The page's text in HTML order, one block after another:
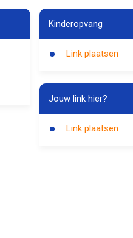
Kinderopvang
Link plaatsen
Jouw link hier?
Link plaatsen